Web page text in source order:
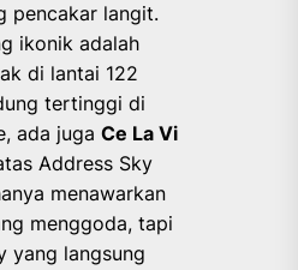
pencakar langit.
ikonik adalah
di lantai 122
tertinggi di
ada juga Ce La Vi
Address Sky
menawarkan
menggoda, tapi
yang langsung